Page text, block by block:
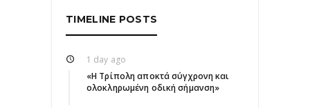
TIMELINE POSTS
1 day ago
«Η Τρίπολη αποκτά σύγχρονη και
ολοκληρωμένη οδική σήμανση»